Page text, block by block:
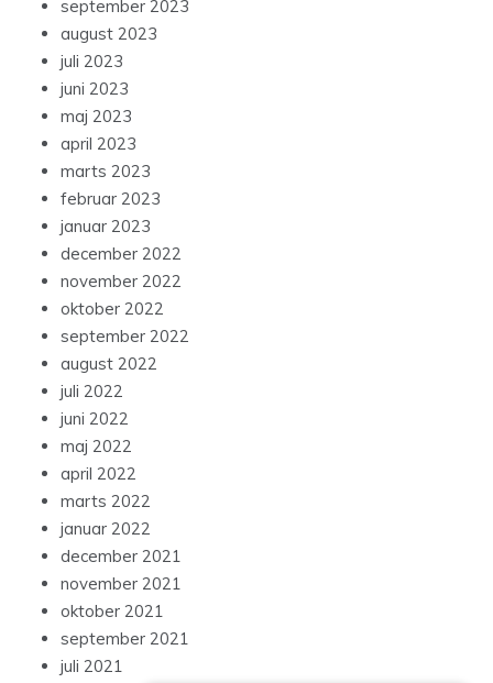
september 2023
august 2023
juli 2023
juni 2023
maj 2023
april 2023
marts 2023
februar 2023
januar 2023
december 2022
november 2022
oktober 2022
september 2022
august 2022
juli 2022
juni 2022
maj 2022
april 2022
marts 2022
januar 2022
december 2021
november 2021
oktober 2021
september 2021
juli 2021